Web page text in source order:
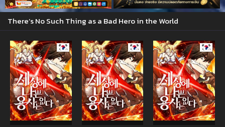
There’s No Such Thing as a Bad Hero in the World
Manhwa Manhwa